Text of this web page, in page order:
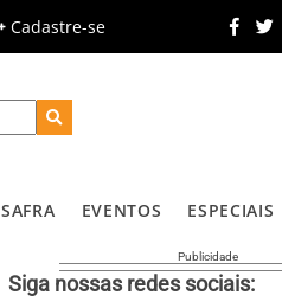
Cadastre-se
SAFRA EVENTOS ESPECIAIS
Siga nossas redes sociais: